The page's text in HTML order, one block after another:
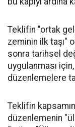
Teklifin "ortak
zeminin ilk taşı"
sonra tarihsel
uygulanması
düzenlemelere
Teklifin
düzenlemenin